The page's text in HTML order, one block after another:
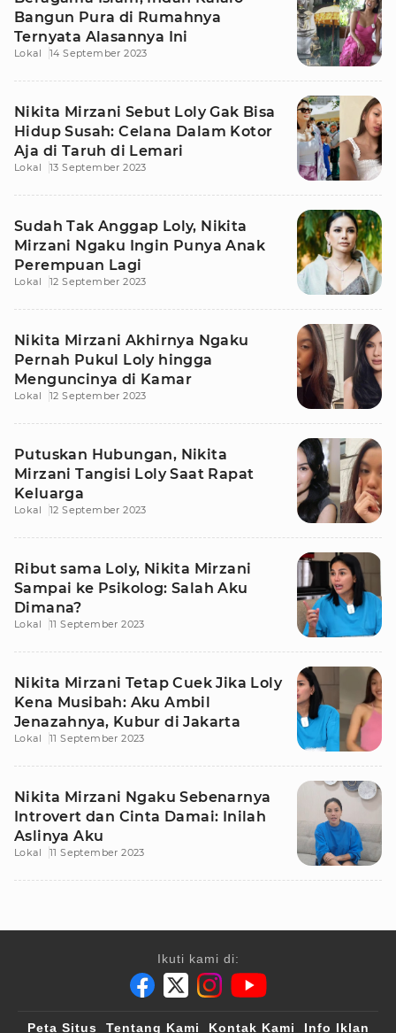
Bangun Pura di Rumahnya
Ternyata Alasannya Ini
Lokal 14 September 2023
Nikita Mirzani Sebut Loly Gak Bisa
Hidup Susah: Celana Dalam Kotor
Aja di Taruh di Lemari
Lokal 13 September 2023
Sudah Tak Anggap Loly, Nikita
Mirzani Ngaku Ingin Punya Anak
Perempuan Lagi
Lokal 12 September 2023
Nikita Mirzani Akhirnya Ngaku
Pernah Pukul Loly hingga
Menguncinya di Kamar
Lokal 12 September 2023
Putuskan Hubungan, Nikita
Mirzani Tangisi Loly Saat Rapat
Keluarga
Lokal 12 September 2023
Ribut sama Loly, Nikita Mirzani
Sampai ke Psikolog: Salah Aku
Dimana?
Lokal 11 September 2023
Nikita Mirzani Tetap Cuek Jika Loly
Kena Musibah: Aku Ambil
Jenazahnya, Kubur di Jakarta
Lokal 11 September 2023
Nikita Mirzani Ngaku Sebenarnya
Introvert dan Cinta Damai: Inilah
Aslinya Aku
Lokal 11 September 2023
Ikuti kami di:
Peta Situs Tentang Kami Kontak Kami Info Iklan